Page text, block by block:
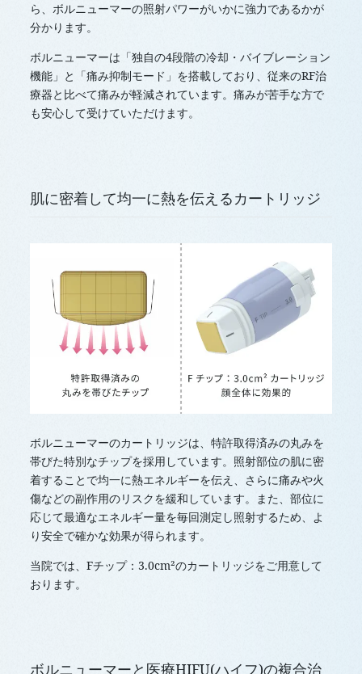
ら、ボルニューマーの照射パワーがいかに強力であるかが
分かります。
ボルニューマーは「独自の4段階の冷却・バイブレーション
機能」と「痛み抑制モード」を搭載しており、従来のRF治
療器と比べて痛みが軽減されています。痛みが苦手な方で
も安心して受けていただけます。
肌に密着して均一に熱を伝えるカートリッジ
ボルニューマーのカートリッジは、特許取得済みの丸みを
帯びた特別なチップを採用しています。照射部位の肌に密
着することで均一に熱エネルギーを伝え、さらに痛みや火
傷などの副作用のリスクを緩和しています。また、部位に
応じて最適なエネルギー量を毎回測定し照射するため、よ
り安全で確かな効果が得られます。
当院では、Fチップ：3.0cm²のカートリッジをご用意して
おります。
ボルニューマーと医療HIFU(ハイフ)の複合治